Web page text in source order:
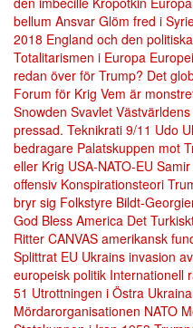
bellum Ansvar Glöm fred i
2018 England och den
Totalitarismen i Europa
redan över för Trump? Det
Forum för Krig Vem är
Snowden Svavlet
pressad. Teknikrati 9/11 Udo
bedragare Palatskuppen mot
eller Krig USA-NATO-EU
offensiv Konspirationsteori
bryr sig Folkstyre Bildt-
God Bless America Det
Ritter CANVAS amerikansk
Splittrat EU Ukrains invasion
europeisk politik Internationell
51 Utrottningen i Östra Ukraina
Mördarorganisationen NATO